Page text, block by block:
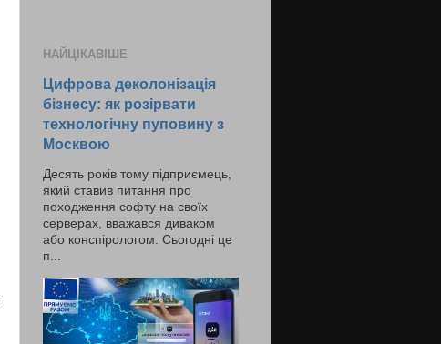
НАЙЦІКАВІШЕ
Цифрова деколонізація
бізнесу: як розірвати
технологічну пуповину з
Москвою
Десять років тому підприємець,
який ставив питання про
походження софту на своїх
серверах, вважався диваком
або конспірологом. Сьогодні це
п...